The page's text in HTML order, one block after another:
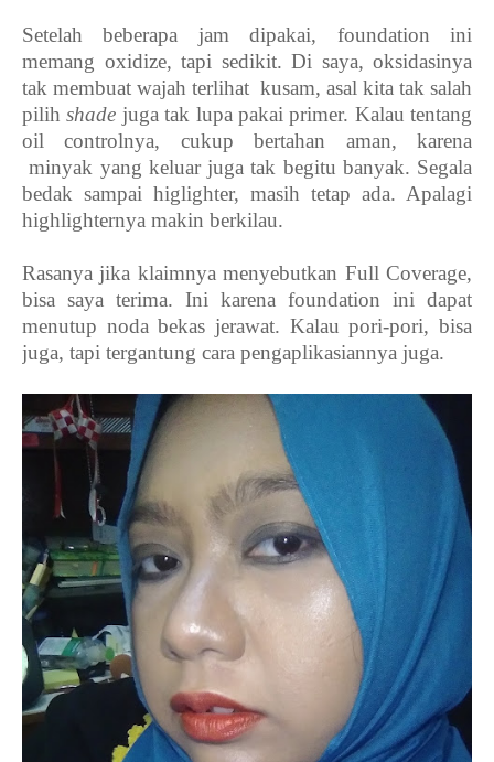
Setelah beberapa jam dipakai, foundation ini
memang oxidize, tapi sedikit. Di saya, oksidasinya
tak membuat wajah terlihat kusam, asal kita tak salah
pilihshade juga tak lupa pakai primer. Kalau tentang
oil controlnya, cukup bertahan aman, karena
minyak yang keluar juga tak begitu banyak. Segala
bedak sampai higlighter, masih tetap ada. Apalagi
highlighternya makin berkilau.
Rasanya jika klaimnya menyebutkan Full Coverage,
bisa saya terima. Ini karena foundation ini dapat
menutup noda bekas jerawat. Kalau pori-pori, bisa
juga, tapi tergantung cara pengaplikasiannya juga.